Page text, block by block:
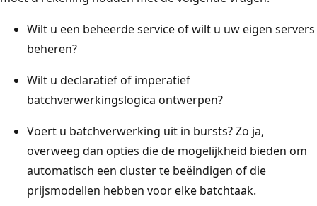
Wilt u een beheerde service of wilt u uw eigen servers
beheren?
Wilt u declaratief of imperatief
batchverwerkingslogica ontwerpen?
Voert u batchverwerking uit in bursts? Zo ja,
overweeg dan opties die de mogelijkheid bieden om
automatisch een cluster te beëindigen of die
prijsmodellen hebben voor elke batchtaak.